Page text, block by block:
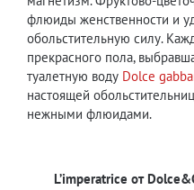
флюиды женственности и
обольстительную силу.
прекрасного пола,
туалетную воду Dolce
настоящей
нежными флюидами.
L’imperatrice от Dolce&